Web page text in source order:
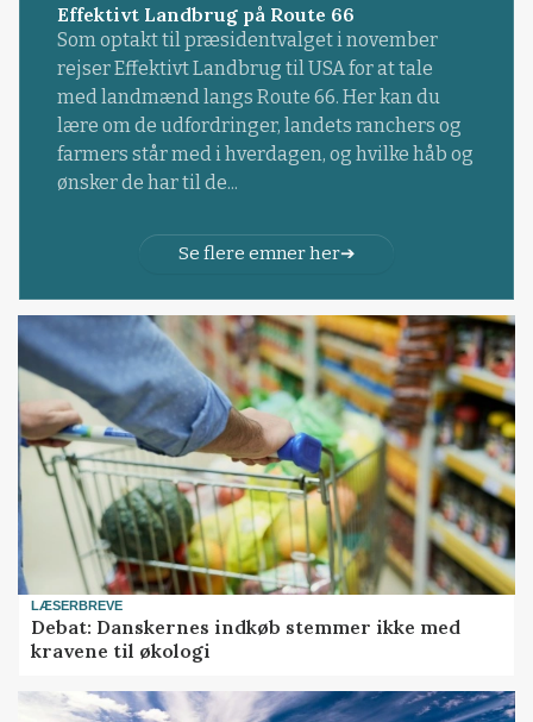
Effektivt Landbrug på Route 66
Som optakt til præsidentvalget i november
rejser Effektivt Landbrug til USA for at tale
med landmænd langs Route 66. Her kan du
lære om de udfordringer, landets ranchers og
farmers står med i hverdagen, og hvilke håb og
ønsker de har til de...
Se flere emner her
LÆSERBREVE
Debat: Danskernes indkøb stemmer ikke med
kravene til økologi